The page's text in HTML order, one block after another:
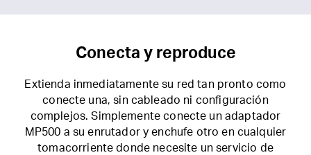
Conecta y reproduce
Extienda inmediatamente su red tan pronto como
conecte una, sin cableado ni configuración
complejos.Simplemente conecte un adaptador
MP500 a su enrutador y enchufe otro en cualquier
tomacorriente donde necesite un servicio de